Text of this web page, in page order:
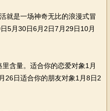
是一场神奇无比的浪漫式冒
5月30日6月2日7月29日10月
含量。适合你的恋爱对象1月
26日适合你的朋友对象1月8日2